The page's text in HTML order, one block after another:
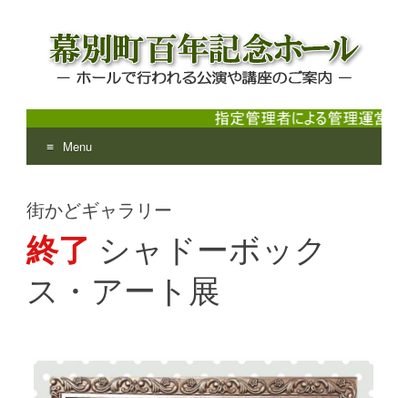
幕別町百年記念ホール
ホールで行われる公演や講座のご案内
Menu
to
content
街かどギャラリー
終了 シャドーボック
ス・アート展